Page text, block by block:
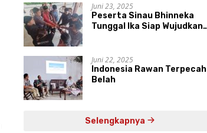
Juni 23, 2025
Peserta Sinau Bhinneka
Tunggal Ika Siap Wujudkan
Juni 22, 2025
Indonesia Rawan Terpecah
Belah
Selengkapnya